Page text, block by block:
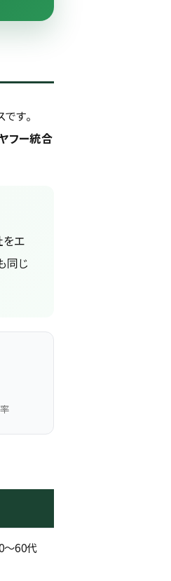
す。
フー統合
エ
同じ
〜60代